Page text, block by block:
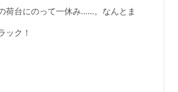
荷台にのって一休み……。なんとま
ック！